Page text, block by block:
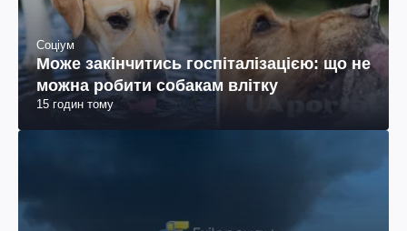
Соціум
Може закінчитись госпіталізацією: що не
можна робити собакам влітку
15 годин тому